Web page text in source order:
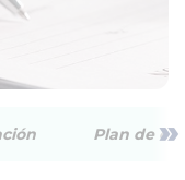
Plan de »